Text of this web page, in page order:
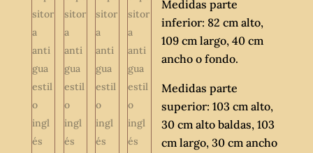
Medidas parte
inferior: 82 cm alto,
109 cm largo, 40 cm
ancho o fondo.
Medidas parte
superior: 103 cm alto,
30 cm alto baldas, 103
cm largo, 30 cm ancho